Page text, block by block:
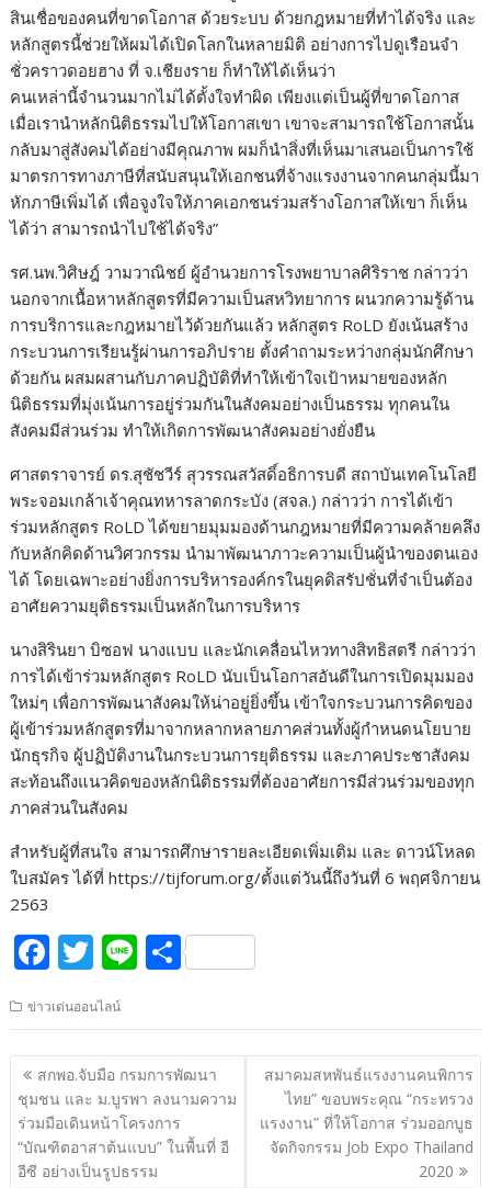
สินเชื่อของคนที่ขาดโอกาส ด้วยระบบ ด้วยกฎหมายที่ทำได้จริง และ
หลักสูตรนี้ช่วยให้ผมได้เปิดโลกในหลายมิติ อย่างการไปดูเรือนจำ
ชั่วคราวดอยฮางที่ จ.เชียงราย กทำให้ได้เห็นว่า
คนเหล่านี้จำนวนมากไม่ได้ตั้งใจทำผิด เพียงแต่เป็นผู้ที่ขาดโอกาส
เมื่อเรานำหลักนิติธรรมไปให้โอกาสเขา เขาจะสามารถใช้โอกาสนั้น
กลับมาสู่สังคมได้อย่างมีคุณภาพ ผมก็นำสิ่งที่เห็นมาเสนอเป็นการใช้
มาตรการทางภาษีที่สนับสนุนให้เอกชนที่จ้างแรงงานจากคนกลุ่มนี้มา
หักภาษีเพิ่มได้ เพื่อจูงใจให้ภาคเอกชนร่วมสร้างโอกาสให้เขา ก็เห็น
ได้ว่า สามารถนำไปใช้ได้จริง”
รศ.นพ.วิศิษฎ์ วามวาณิชย์ ผู้อำนวยการโรงพยาบาลศิริราช กล่าวว่า
นอกจากเนื้อหาหลักสูตรที่มีความเป็นสหวิทยาการ ผนวกความรู้ด้าน
การบริการและกฎหมายไว้ด้วยกันแล้วหลักสูตร RoLD ยังเน้นสร้าง
กระบวนการเรียนรู้ผ่านการอภิปราย ตั้งคำถามระหว่างกลุ่มนักศึกษา
ด้วยกัน ผสมผสานกับภาคปฏิบัติทีทำให้เข้าใจเป้าหมายของหลัก
นิติธรรมที่มุ่งเน้นการอยู่ร่วมกันในสังคมอย่างเป็นธรรม ทุกคนใน
สังคมมีส่วนร่วม ทำให้เกิดการพัฒนาสังคมอย่างยั่งยืน
ศาสตราจารย์ ดร.สุชัชวีร์ สุวรรณสวัสดิ์อธิการบดี สถาบันเทคโนโลยี
พระจอมเกล้าเจ้าคุณทหารลาดกระบัง (สจล.) กล่าวว่า การได้เข้า
ร่วมหลักสูตร RoLD ได้ขยายมุมมองด้านกฎหมายที่มีความคล้ายคลึง
กับหลักคิดด้านวิศวกรรม นำมาพัฒนาภาวะความเป็นผู้นำของตนเอง
ได้ โดยเฉพาะอย่างยิ่งการบริหารองค์กรในยุคดิสรัปชั่นที่จำเป็นต้อง
อาศัยความยุติธรรมเป็นหลักในการบริหาร
นางสิรินยา บิซอฟ นางแบบ และนักเคลื่อนไหวทางสิทธิสตรี กล่าวว่า
การได้เข้าร่วมหลักสูตร RoLD นับเป็นโอกาสอันดีในการเปิดมุมมอง
ใหม่ๆ เพื่อการพัฒนาสังคมให้น่าอยู่ยิ่งขึ้น เข้าใจกระบวนการคิดของ
ผู้เข้าร่วมหลักสูตรที่มาจากหลากหลายภาคส่วนทั้งผู้กำหนดนโยบาย
นักธุรกิจ ผู้ปฏิบัติงานในกระบวนการยุติธรรม และภาคประชาสังคม
สะท้อนถึงแนวคิดของหลักนิติธรรมที่ต้องอาศัยการมีส่วนร่วมของทุก
ภาคส่วนในสังคม
สำหรับผู้ที่สนใจ สามารถศึกษารายละเอียดเพิ่มเติม และ ดาวน์โหลด
ใบสมัคร ได้ที่https://tijforum.org/ตั้งแต่วันนี้ถึงวันที่6พฤศจิกายน
2563
F
e
b
o
o
k
T
w
itt
er
Li
e
S
ar
e
ข่าวเด่นออนไลน์
แนะแนว
เรื่อง
สกพอ.จับมือ กรมการพัฒนา
ชุมชน และ ม.บูรพา ลงนามความ
ร่วมมือเดินหน้าโครงการ
“บัณฑิตอาสาต้นแบบ” ในพื้นที่ อี
อีซี อย่างเป็นรูปธรรม
สมาคมสหพันธ์แรงงานคนพิการ
ไทย” ขอบพระคุณ “กระทรวง
แรงงาน” ที่ให้โอกาส ร่วมออกบูธ
จัดกิจกรรม Job Expo Thailand
2020